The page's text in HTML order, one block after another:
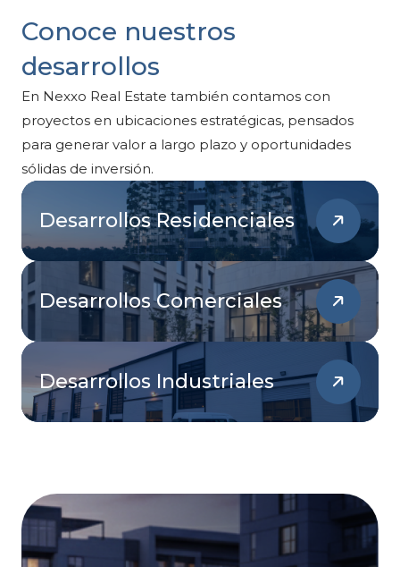
Conoce nuestros
desarrollos
En Nexxo Real Estate también contamos con
proyectos en ubicaciones estratégicas, pensados
para generar valor a largo plazo y oportunidades
sólidas de inversión.
Desarrollos Residenciales
Desarrollos Comerciales
Desarrollos Industriales